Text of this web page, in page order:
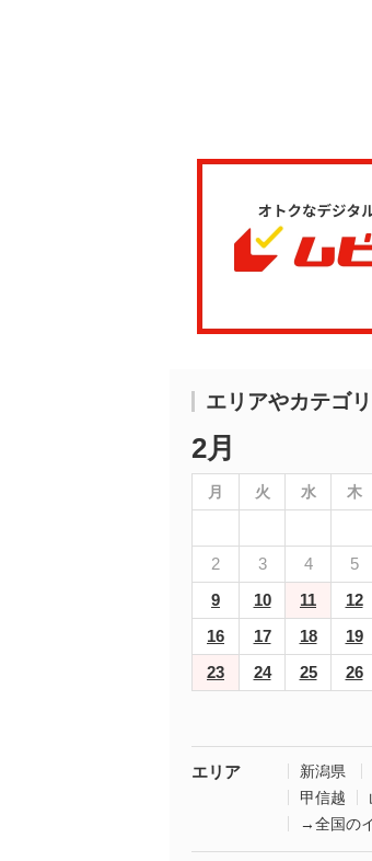
エリアやカテゴ
2月
月 火 水 木
2
3 4 5
9
10 11 12
16
17 18 19
23
24 25 26
エリア 新潟県
甲信越
→全国の